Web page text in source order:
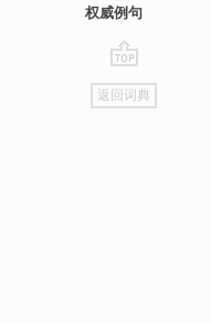
权威例句
go
top
返回词典